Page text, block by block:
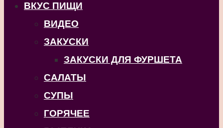
ВКУС ПИЩИ
ВИДЕО
ЗАКУСКИ
ЗАКУСКИ ДЛЯ ФУРШЕТА
САЛАТЫ
СУПЫ
ГОРЯЧЕЕ